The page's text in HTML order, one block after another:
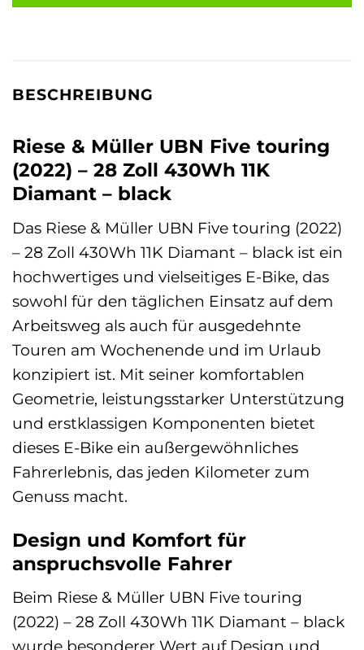
BESCHREIBUNG
Riese & Müller UBN Five touring
(2022) – 28 Zoll 430Wh 11K
Diamant – black
Das Riese & Müller UBN Five touring (2022)
– 28 Zoll 430Wh 11K Diamant – black ist ein
hochwertiges und vielseitiges E-Bike, das
sowohl für den täglichen Einsatz auf dem
Arbeitsweg als auch für ausgedehnte
Touren am Wochenende und im Urlaub
konzipiert ist. Mit seiner komfortablen
Geometrie, leistungsstarker Unterstützung
und erstklassigen Komponenten bietet
dieses E-Bike ein außergewöhnliches
Fahrerlebnis, das jeden Kilometer zum
Genuss macht.
Design und Komfort für
anspruchsvolle Fahrer
Beim Riese & Müller UBN Five touring
(2022) – 28 Zoll 430Wh 11K Diamant – black
wurde besonderer Wert auf Design und